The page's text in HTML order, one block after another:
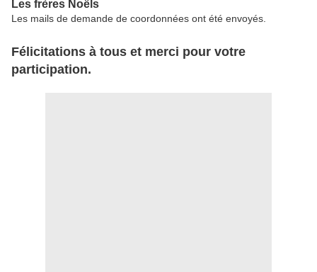
Les frères Noëls
Les mails de demande de coordonnées ont été envoyés.
Félicitations à tous et merci pour votre
participation.